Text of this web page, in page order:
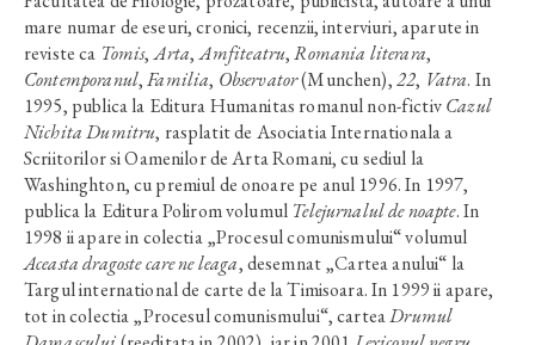
mare numar de eseuri, cronici, recenzii, interviuri, aparute in
reviste ca Tomis,Arta,Amfiteatru,Romania literara,
Contemporanul,Familia, Observator(Munchen),22, Vatra. In
1995, publica la Editura Humanitas romanul non-fictivCazul
Nichita Dumitru, rasplatit de Asociatia Internationala a
Scriitorilor si Oamenilor de Arta Romani, cu sediul la
Washinghton, cu premiul de onoare pe anul 1996. In 1997,
publica la Editura Polirom volumul Telejurnalul de noapte. In
1998 ii apare in colectia „Procesul comunismului“ volumul
Aceasta dragoste care ne leaga, desemnat „Cartea anului“ la
Targul international de carte de la Timisoara. In 1999 ii apare,
tot in colectia „Procesul comunismului“, carteaDrumul